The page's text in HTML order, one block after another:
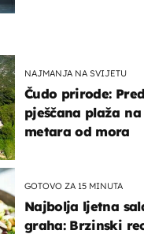
NAJMANJA NA SVIJETU
Čudo prirode:
pješčana plaža
metara od mora
GOTOVO ZA 15 MINUTA
Najbolja ljetna
graha: Brzinski